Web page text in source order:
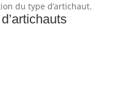
du type d’artichaut.